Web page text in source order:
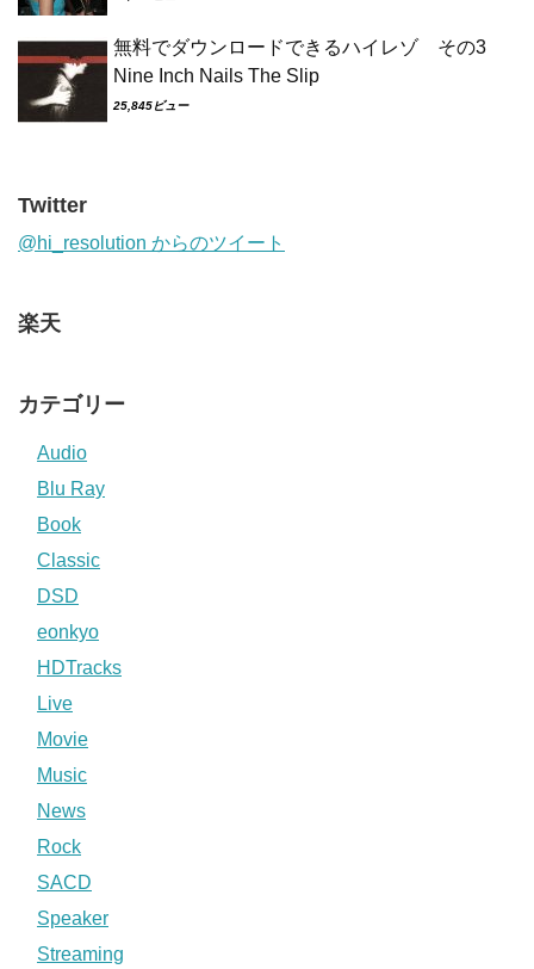
無料でダウンロードできるハイレゾ その3
Nine Inch Nails The Slip
25,845ビュー
Twitter
@hi_resolution からのツイート
楽天
カテゴリー
Audio
Blu Ray
Book
Classic
DSD
eonkyo
HDTracks
Live
Movie
Music
News
Rock
SACD
Speaker
Streaming